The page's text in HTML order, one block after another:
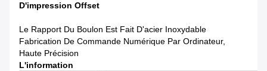
D'impression Offset
Le Rapport Du Boulon Est Fait D'acier Inoxydable
Fabrication De Commande Numérique Par Ordinateur,
Haute Précision
L'information